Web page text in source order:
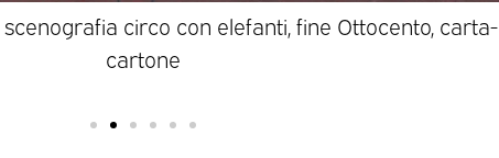
scenografia circo con elefanti, fine Ottocento, carta-
cartone